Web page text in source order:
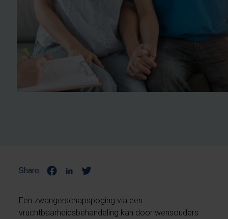
Share:
Een zwangerschapspoging via een
vruchtbaarheidsbehandeling kan door wensouders